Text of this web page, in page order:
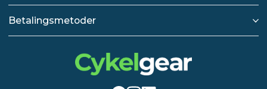
Betalingsmetoder